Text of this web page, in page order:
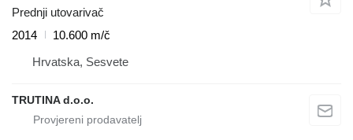
Prednji utovarivač
2014
10.600 m/č
Hrvatska, Sesvete
TRUTINA d.o.o.